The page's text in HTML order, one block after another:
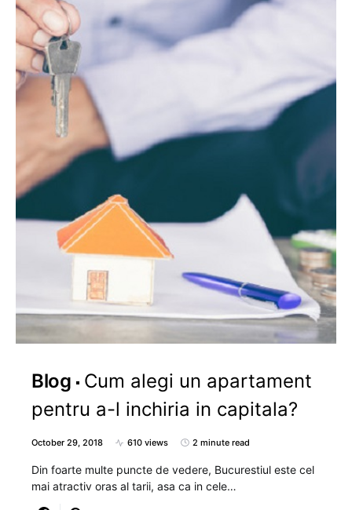
Blog
Cum alegi un apartament
pentru a-l inchiria in capitala?
October 29, 2018 610 views 2 minute read
Din foarte multe puncte de vedere, Bucurestiul este cel
mai atractiv oras al tarii, asa ca in cele…